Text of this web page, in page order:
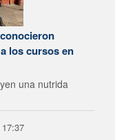
los cursos en
una nutrida